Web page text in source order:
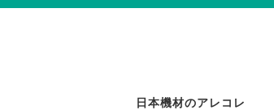
コ
ナ
日本機材のアレコレ